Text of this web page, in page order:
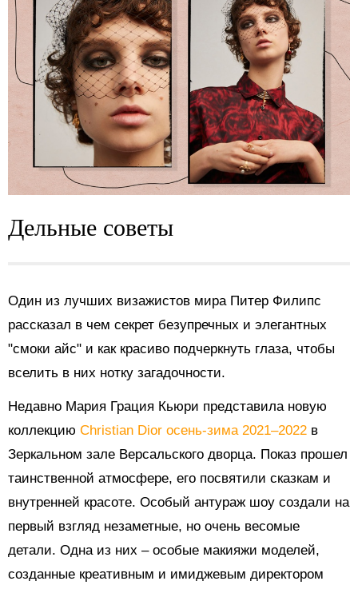
Дельные советы
Один из лучших визажистов мира Питер Филипс
рассказал в чем секрет безупречных и элегантных
"смоки айс" и как красиво подчеркнуть глаза, чтобы
вселить в них нотку загадочности.
Недавно Мария Грация Кьюри представила новую
коллекцию Christian Dior осень-зима 2021–2022 в
Зеркальном зале Версальского дворца. Показ прошел
таинственной атмосфере, его посвятили сказкам и
внутренней красоте. Особый антураж шоу создали на
первый взгляд незаметные, но очень весомые
детали. Одна из них – особые макияжи моделей,
созданные креативным и имиджевым директором